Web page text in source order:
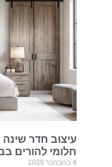
עיצוב חדר שינה
חלומי להורים
4 בנובמבר 2025